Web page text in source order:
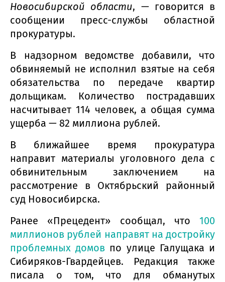
Новосибирской области, — говорится в
сообщении пресс-службы областной
прокуратуры.
В надзорном ведомстве добавили, что
обвиняемый не исполнил взятые на себя
обязательства по передаче квартир
дольщикам. Количество пострадавших
насчитывает 114 человек, а общая сумма
ущерба — 82 миллиона рублей.
В ближайшее время прокуратура
направит материалы уголовного дела с
обвинительным заключением на
рассмотрение в Октябрьский районный
суд Новосибирска.
Ранее «Прецедент» сообщал, что 100
миллионов рублей направят на достройку
проблемных домов по улице Галущака и
Сибиряков-Гвардейцев. Редакция также
писала о том, что для обманутых